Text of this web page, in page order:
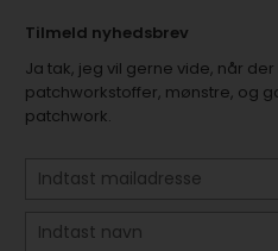
Tilmeld nyhedsbrev
Ja tak, jeg vil gerne vide, når
patchworkstoffer, mønstre, og
patchwork.